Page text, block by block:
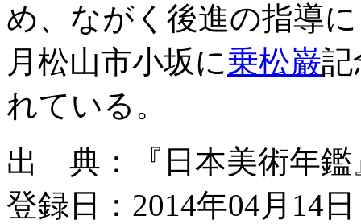
め、ながく後進の指導
月松山市小坂に乗松巌記
れている。
出 典：『日本美術年鑑
登録日：2014年04月14日